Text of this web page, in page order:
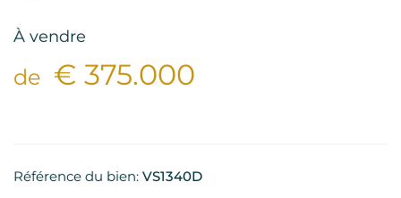
À vendre
de € 375.000
Référence du bien: VS1340D